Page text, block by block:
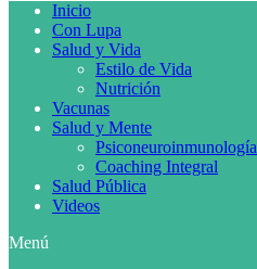
Inicio
Con Lupa
Salud y Vida
Estilo de Vida
Nutrición
Vacunas
Salud y Mente
Psiconeuroinmunología
Coaching Integral
Salud Pública
Videos
Menú